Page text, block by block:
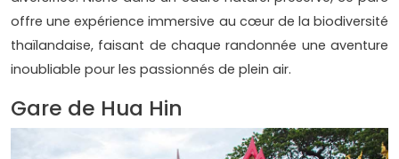
offre une expérience immersive au cœur de la biodiversité
thaïlandaise, faisant de chaque randonnée une aventure
inoubliable pour les passionnés de plein air.
Gare de Hua Hin